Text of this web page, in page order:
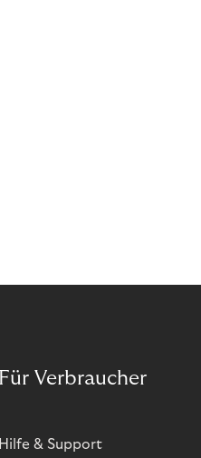
Für Verbraucher
Hilfe & Support